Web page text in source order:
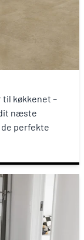
køkkenet –
næste
perfekte